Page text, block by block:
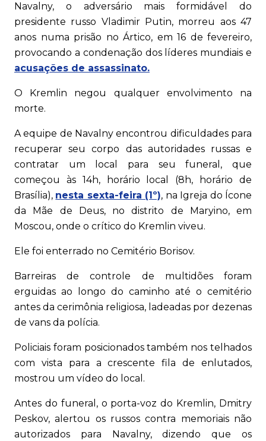
Navalny, o adversário mais formidável do
presidente russo Vladimir Putin, morreu aos 47
anos numa prisão no Ártico, em 16 de fevereiro,
provocando a condenação dos líderes mundiais e
acusações de assassinato.
O Kremlin negou qualquer envolvimento na
morte.
A equipe de Navalny encontrou dificuldades para
recuperar seu corpo das autoridades russas e
contratar um local para seu funeral, que
começou às 14h, horário local (8h, horário de
Brasília), nesta sexta-feira (1º), na Igreja do Ícone
da Mãe de Deus, no distrito de Maryino, em
Moscou, onde o crítico do Kremlin viveu.
Ele foi enterrado no Cemitério Borisov.
Barreiras de controle de multidões foram
erguidas ao longo do caminho até o cemitério
antes da cerimônia religiosa, ladeadas por dezenas
de vans da polícia.
Policiais foram posicionados também nos telhados
com vista para a crescente fila de enlutados,
mostrou um vídeo do local.
Antes do funeral, o porta-voz do Kremlin, Dmitry
Peskov, alertou os russos contra memoriais não
autorizados para Navalny, dizendo que os